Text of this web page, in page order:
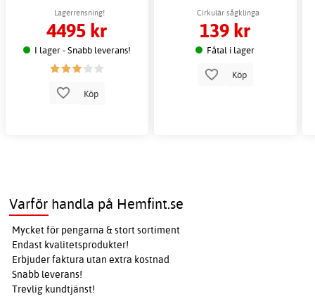
Lagerrensning!
4495 kr
I lager - Snabb leverans!
Köp
Cirkulär sågklinga
139 kr
Fåtal i lager
Köp
Varför handla på Hemfint.se
Mycket för pengarna & stort sortiment
Endast kvalitetsprodukter!
Erbjuder faktura utan extra kostnad
Snabb leverans!
Trevlig kundtjänst!